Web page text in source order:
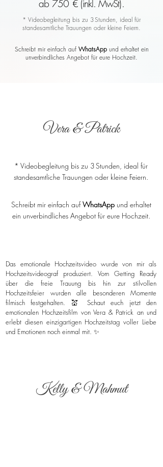
ab 750 € (inkl. MwSt).
* Videobegleitung bis zu 3 Stunden, ideal für
standesamtliche Trauungen oder kleine Feiern.
Schreibt mir einfach auf WhatsAppund erhaltet ein
unverbindliches Angebot für eure Hochzeit.
Vera & Patrick
* Videobegleitung bis zu 3 Stunden, ideal für
standesamtliche Trauungen oder kleine Feiern.
Schreibt mir einfach aufWhatsAppund erhaltet
ein unverbindliches Angebot für eure Hochzeit.
Das emotionale Hochzeitsvideo wurde von mir als
Hochzeitsvideograf produziert. Vom Getting Ready
über die freie Trauung bis hin zur stilvollen
Hochzeitsfeier wurden alle besonderen Momente
filmisch festgehalten. 💒 Schaut euch jetzt den
emotionalen Hochzeitsfilm von Vera & Patrick an und
erlebt diesen einzigartigen Hochzeitstag voller Liebe
und Emotionen noch einmal mit. ✨
Kelly & Mahmut